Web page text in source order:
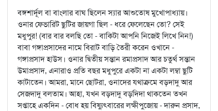
বঙ্গশার্দূল বা বাংলার বাঘ ছিলেন স্যার আশুতোষ মুখোপাধ্যায়।
ওনার ফেভারিট ছুটির জায়গা ছিল - ধরে ফেলেছেন তো? সেই
মধুপুর! (বার বার বলছি তো - বাকিটা আপনি নিজেই লিখে নিন!)
বাবা গঙ্গাপ্রসাদের নামে বিরাট বাড়ি তৈরী করেন ওখানে -
গঙ্গাপ্রসাদ হাউস। ওনার দ্বিতীয় সন্তান রমাপ্রসাদ আর চতুর্থ সন্তান
উমাপ্রসাদ, এনারাও প্রতি বছর মধুপুরে একটা না একটা লম্বা ছুটি
কাটাতেন। আমরা, মানে ছোটরা, ওনাদের যথাক্রমে বড়দাদু আর
সেজদাদু বলতাম। আহা, যখন বড়দাদু বড়দিদা থাকতেন তখন
সপ্তাহে একদিন - বোধ হয় বিষ্যুৎবারের লক্ষীপুজোয় - দারুন প্রসাদ,